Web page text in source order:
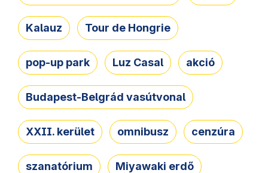
Kalauz Tour de Hongrie
pop-up park Luz Casal akció
Budapest-Belgrád vasútvonal
XXII. kerület omnibusz cenzúra
szanatórium Miyawaki erdő